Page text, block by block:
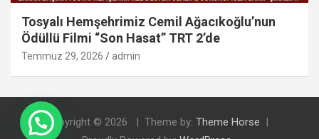
Tosyalı Hemşehrimiz Cemil Ağacıkoğlu’nun
Ödüllü Filmi “Son Hasat” TRT 2’de
Temmuz 29, 2026 admin
Copyright © 2026 Theme by: Theme Horse
Doğal Tosya Balı Sipariş İçin Tıklayınız